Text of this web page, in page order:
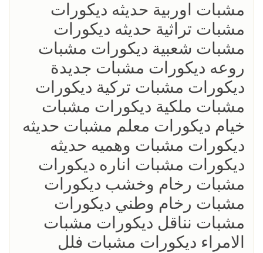
مشبات اوربية حديثه ديكورات
مشبات تراثية حديثه ديكورات
مشبات شعبية ديكورات مشبات
روعه ديكورات مشبات جديدة
ديكورات مشبات تركية ديكورات
مشبات ملكية ديكورات مشبات
خيام ديكورات معلم مشبات حديثه
ديكورات مشبات وهميه حديثه
ديكورات مشبات اناره ديكورات
مشبات رخام وخشب ديكورات
مشبات رخام وطني ديكورات
مشبات نناقل ديكورات مشبات
الامراء ديكورات مشبات فلل